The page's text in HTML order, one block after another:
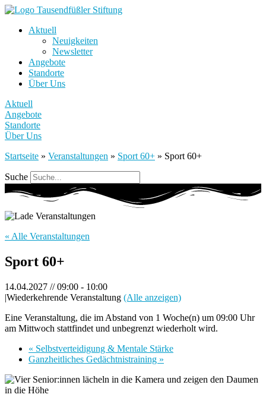
Aktuell
Neuigkeiten
Newsletter
Angebote
Standorte
Über Uns
Aktuell
Angebote
Standorte
Über Uns
Startseite » Veranstaltungen » Sport 60+ » Sport 60+
Suche
« Alle Veranstaltungen
Sport 60+
14.04.2027 // 09:00 - 10:00
|Wiederkehrende Veranstaltung (Alle anzeigen)
Eine Veranstaltung, die im Abstand von 1 Woche(n) um 09:00 Uhr
am Mittwoch stattfindet und unbegrenzt wiederholt wird.
« Selbstverteidigung & Mentale Stärke
Ganzheitliches Gedächtnistraining »